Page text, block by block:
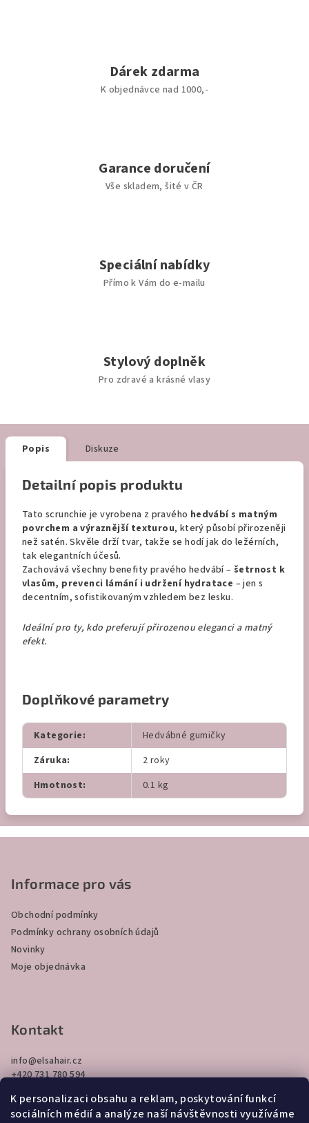
K personalizaci obsahu a reklam, poskytování funkcí
sociálních médií a analýze naší návštěvnosti využíváme
Dárek zdarma
K objednávce nad 1000,-
Garance doručení
Vše skladem, šité v ČR
Speciální nabídky
Přímo k Vám do e-mailu
Stylový doplněk
Pro zdravé a krásné vlasy
Popis Diskuze
Detailní popis produktu
Tato scrunchie je vyrobena z pravého hedvábís matným
povrchem a výraznější texturou, který působí přirozeněji
než satén. Skvěle drží tvar, takže se hodí jak do ležérních,
tak elegantních účesů.
Zachovává všechny benefity pravého hedvábí – šetrnost k
vlasům, prevenci lámání i udržení hydratace – jen s
decentním, sofistikovaným vzhledem bez lesku.
Ideální pro ty, kdo preferují přirozenou eleganci a matný
efekt.
Doplňkové parametry
Kategorie:
Hedvábné gumičky
Záruka:
2 roky
Hmotnost: 0.1 kg
Informace pro vás
Obchodní podmínky
Podmínky ochrany osobních údajů
Novinky
Moje objednávka
Kontakt
info@elsahair.cz
+420 731 780 594